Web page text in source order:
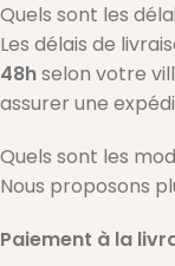
Quels sont les
Les délais de
48hselon votre
assurer une
Quels sont les
Nous proposons
Paiement à la